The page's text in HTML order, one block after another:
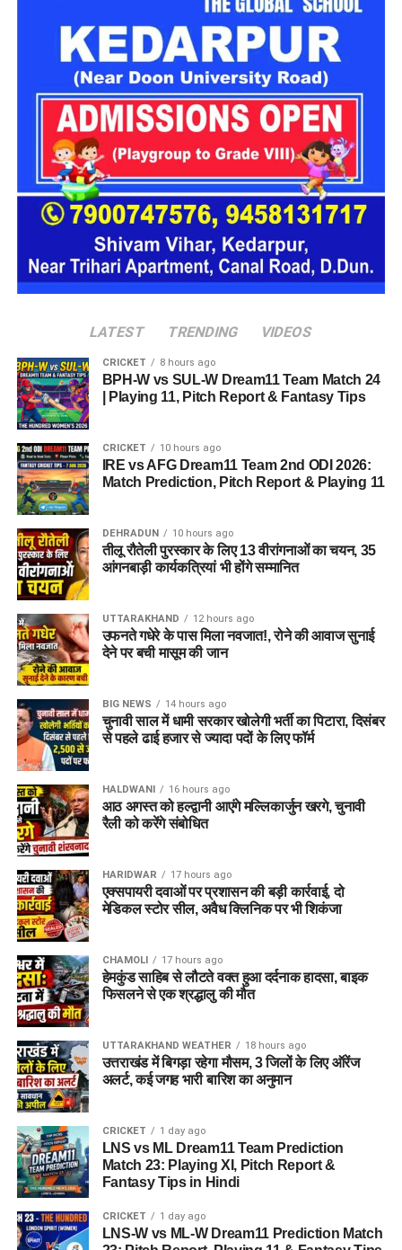
(Participating Companies)
रोजगार मेलेमें देश एवं प्रदेश की कई नामी कंपनियां अभ्यर्थियों का
साक्षात्कार लेने आ रही हैं, जिनमें प्रमुख हैं:
एक्सिस बैंक (Axis Bank)
बारबेक्यू नेशन (Barbeque Nation)
डिक्सॉन (Dixon Technologies)
उत्कर्ष स्मॉल फाइनेंस बैंक (Utkarsh Small Finance Bank)
सीएएमपी-108 (CAMP-108)
एनआईटीटी लिमिटेड (NIIT Limited)
मोचिको (Mochiko Shoes)
टीआई मेडिकोज (TI Medicos)
आईजोन (iZone)
Dehradun Rojgar Mela 2026 :
आवेदन और पंजीकरण प्रक्रिया (How
to Register)
भाग लेने के लिए अभ्यर्थियों का पंजीकरण04 अगस्त, 2026 से शुरू हो
चुका है। इच्छुक अभ्यर्थी साक्षात्कार में शामिल होने से पहले किसी भी कार्य
दिवस में कार्यालय पहुंचकर अपना पंजीकरण करा सकते हैं।
आवश्यक दस्तावेज (Documents
Required):
बायोडाटा / रिज़्यूमे (Resume)(2-3 प्रतियां)
मूल शैक्षिक प्रमाण पत्रएवं उनकी छायाप्रतियां
(Photocopies)
सेवायोजन कार्यालय का पंजीयन कार्ड
पासपोर्ट साइज फोटो
वैध पहचान पत्र
विभाग ने जिले के सभी योग्य एवं इच्छुक युवाओं से अपील की है कि वे समय
पर अपना पंजीकरण कराकर इस रोजगार अवसर का लाभ उठाएं।
LATEST TRENDING VIDEOS
CRICKET 8 hours ago
BPH-W vs SUL-W Dream11 Team Match 24
| Playing 11, Pitch Report & Fantasy Tips
CRICKET 10 hours ago
IRE vs AFG Dream11 Team 2nd ODI 2026:
Match Prediction, Pitch Report & Playing 11
DEHRADUN 10 hours ago
तीलू रौतेली पुरस्कार के लिए 13 वीरांगनाओं का चयन, 35
आंगनबाड़ी कार्यकत्रियां भी होंगे सम्मानित
UTTARAKHAND 12 hours ago
उफनते गधेरे के पास मिला नवजात!, रोने की आवाज सुनाई
देने पर बची मासूम की जान
BIG NEWS 14 hours ago
चुनावी साल में धामी सरकार खोलेगी भर्ती का पिटारा, दिसंबर
से पहले ढाई हजार से ज्यादा पदों के लिए फॉर्म
HALDWANI 16 hours ago
आठ अगस्त को हल्द्वानी आएंगे मल्लिकार्जुन खरगे, चुनावी
रैली को करेंगे संबोधित
HARIDWAR 17 hours ago
एक्सपायरी दवाओं पर प्रशासन की बड़ी कार्रवाई, दो
मेडिकल स्टोर सील, अवैध क्लिनिक पर भी शिकंजा
CHAMOLI 17 hours ago
हेमकुंड साहिब से लौटते वक्त हुआ दर्दनाक हादसा, बाइक
फिसलने से एक श्रद्धालु की मौत
UTTARAKHAND WEATHER 18 hours ago
उत्तराखंड में बिगड़ा रहेगा मौसम, 3 जिलों के लिए ऑरेंज
अलर्ट, कई जगह भारी बारिश का अनुमान
CRICKET 1 day ago
LNS vs ML Dream11 Team Prediction
Match 23: Playing XI, Pitch Report &
Fantasy Tips in Hindi
CRICKET 1 day ago
LNS-W vs ML-W Dream11 Prediction Match